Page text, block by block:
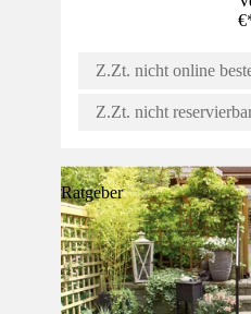
€
Z.Zt. nicht online
Z.Zt. nicht
Ratgeber